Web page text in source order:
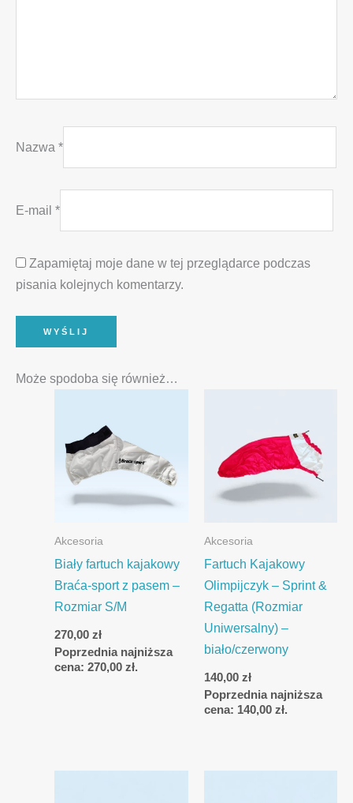
Nazwa *
E-mail *
Zapamiętaj moje dane w tej przeglądarce podczas
pisania kolejnych komentarzy.
Może spodoba się również…
Akcesoria
Biały fartuch kajakowy
Braća-sport z pasem –
Rozmiar S/M
270,00zł
Poprzednia najniższa
cena:270,00zł.
Akcesoria
Fartuch Kajakowy
Olimpijczyk – Sprint &
Regatta (Rozmiar
Uniwersalny) –
biało/czerwony
140,00 zł
Poprzednia najniższa
cena: 140,00 zł.